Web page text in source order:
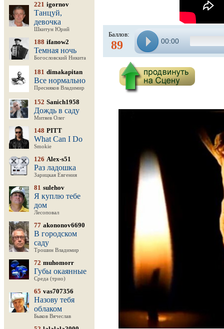
221 igornov
Танцуй,
девочка
Шкитун Юрий
188 ifanow2
Темная ночь
Богословский Никита
181 dimakapitan
Все нормально
Пресняков Владимир
152 Sanich1958
Дождь в саду
Митяев Олег
148 PITT
What Can I Do
Smokie
126 Alex-s51
Раз ладошка
Зарицкая Евгения
81 sulehov
Я куплю тебе
дом
Лесоповал
77 akononov6690
В городском
саду
Трошин Владимир
72 muhomorr
Губы окаянные
Среда (трио)
65 vas707356
Назову тебя
облаком
Быков Вячеслав
Баллов:
89 00:00